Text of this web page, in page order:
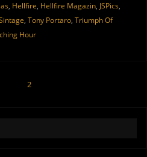
, Hellfire, Hellfire Magazin, JSPics,
, Tony Portaro, Triumph Of
Hour
2